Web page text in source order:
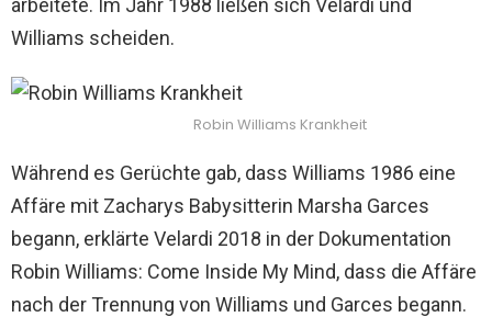
Williams scheiden.
Robin Williams Krankheit
Während es Gerüchte gab, dass Williams 1986 eine
Affäre mit Zacharys Babysitterin Marsha Garces
begann, erklärte Velardi 2018 in der Dokumentation
Robin Williams: Come Inside My Mind, dass die Affäre
nach der Trennung von Williams und Garces begann.